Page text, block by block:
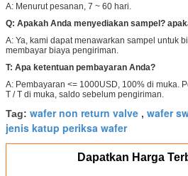
A: Menurut pesanan, 7 ~ 60 hari.
Q: Apakah Anda menyediakan sampel?
A: Ya, kami dapat menawarkan sampel untuk
membayar biaya pengiriman.
T: Apa ketentuan pembayaran Anda?
A: Pembayaran <= 1000USD, 100% di muka.
T / T di muka, saldo sebelum pengiriman.
Tag: wafer non return valve , wafer
jenis katup periksa wafer
Dapatkan Harga